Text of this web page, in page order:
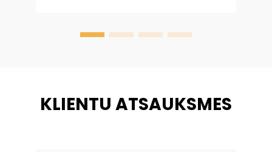
KLIENTU ATSAUKSMES